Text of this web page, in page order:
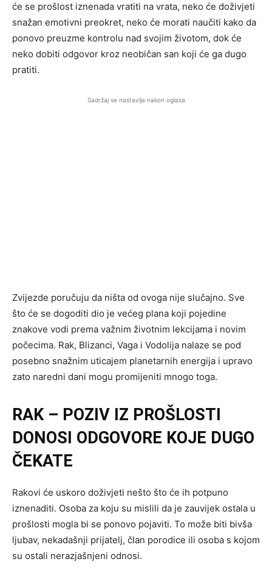
će se prošlost iznenada vratiti na vrata, neko će doživjeti
snažan emotivni preokret, neko će morati naučiti kako da
ponovo preuzme kontrolu nad svojim životom, dok će
neko dobiti odgovor kroz neobičan san koji će ga dugo
pratiti.
Sadržaj se nastavlja nakon oglasa
Zvijezde poručuju da ništa od ovoga nije slučajno. Sve
što će se dogoditi dio je većeg plana koji pojedine
znakove vodi prema važnim životnim lekcijama i novim
počecima. Rak, Blizanci, Vaga i Vodolija nalaze se pod
posebno snažnim uticajem planetarnih energija i upravo
zato naredni dani mogu promijeniti mnogo toga.
RAK – POZIV IZ PROŠLOSTI
DONOSI ODGOVORE KOJE DUGO
ČEKATE
Rakovi će uskoro doživjeti nešto što će ih potpuno
iznenaditi. Osoba za koju su mislili da je zauvijek ostala u
prošlosti mogla bi se ponovo pojaviti. To može biti bivša
ljubav, nekadašnji prijatelj, član porodice ili osoba s kojom
su ostali nerazjašnjeni odnosi.